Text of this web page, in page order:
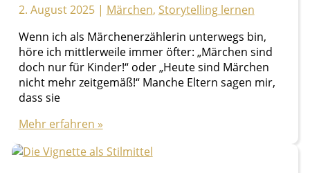
2. August 2025 | Märchen, Storytelling lernen
Wenn ich als Märchenerzählerin unterwegs bin,
höre ich mittlerweile immer öfter: „Märchen sind
doch nur für Kinder!“ oder „Heute sind Märchen
nicht mehr zeitgemäß!“ Manche Eltern sagen mir,
dass sie
Warum
heute
Mehr erfahren »